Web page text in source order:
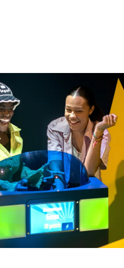
Voir les